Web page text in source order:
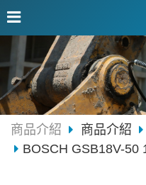
商品介紹 商品介紹
BOSCH GSB18V-50